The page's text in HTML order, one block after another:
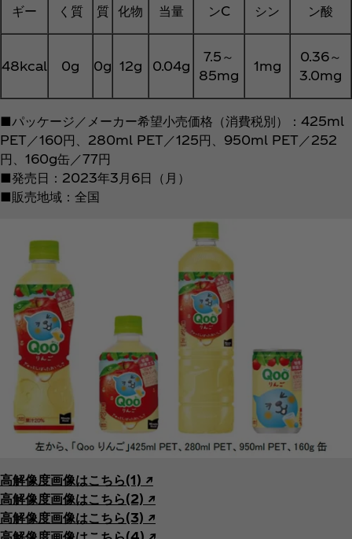
ギー
く質
質
化物
当量
ンC
シン
ン酸
48kcal 0g 0g 12g 0.04g
7.5～
85mg
1mg
0.36～
3.0mg
■パッケージ／メーカー希望小売価格（消費税別）：425ml
PET／160円、280ml PET／125円、950ml PET／252
円、160g缶／77円
■発売日：2023年3月6日（月）
■販売地域：全国
高解像度画像はこちら(1) ↗︎
高解像度画像はこちら(2) ↗︎
高解像度画像はこちら(3) ↗︎